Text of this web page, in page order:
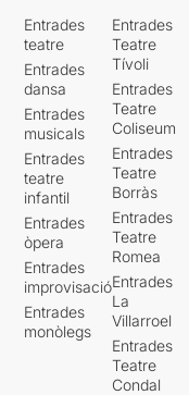
Entrades
teatre
Entrades
dansa
Entrades
musicals
Entrades
teatre
infantil
Entrades
òpera
Entrades
improvisació
Entrades
monòlegs
Entrades
Teatre
Tívoli
Entrades
Teatre
Coliseum
Entrades
Teatre
Borràs
Entrades
Teatre
Romea
Entrades
La
Villarroel
Entrades
Teatre
Condal